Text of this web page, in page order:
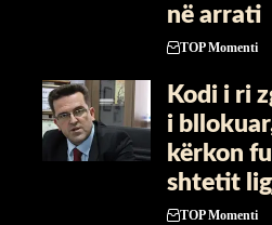
në arrati
TOP Momenti
Kodi i ri
i
kërkon
shtetit
TOP Momenti